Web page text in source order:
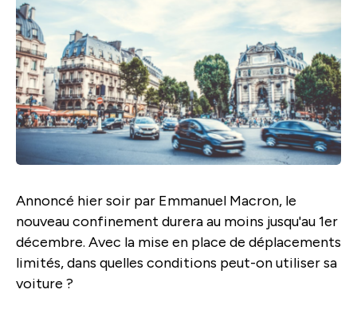
Annoncé hier soir par Emmanuel Macron, le
nouveau confinement durera au moins jusqu'au 1er
décembre. Avec la mise en place de déplacements
limités, dans quelles conditions peut-on utiliser sa
voiture ?